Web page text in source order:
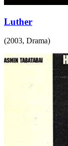
Luther
(2003, Drama)